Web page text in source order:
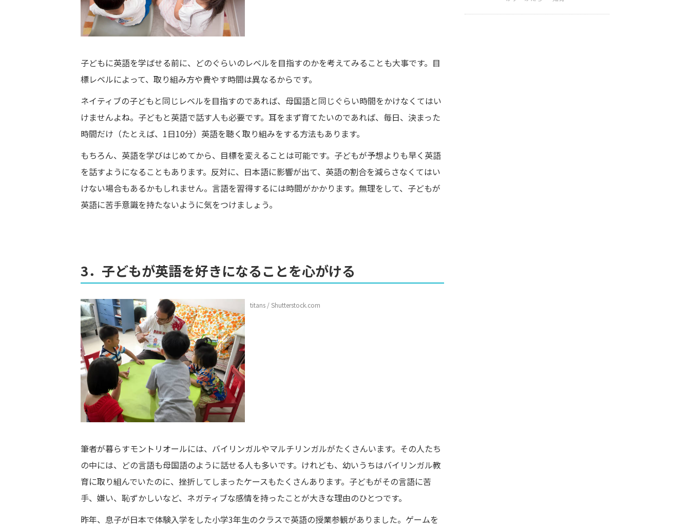
子どもに英語を学ばせる前に、どのぐらいのレベルを目指すのかを考えてみることも大事です。目
標レベルによって、取り組み方や費やす時間は異なるからです。
ネイティブの子どもと同じレベルを目指すのであれば、母国語と同じぐらい時間をかけなくてはい
けませんよね。子どもと英語で話す人も必要です。耳をまず育てたいのであれば、毎日、決まった
時間だけ（たとえば、1日10分）英語を聴く取り組みをする方法もあります。
もちろん、英語を学びはじめてから、目標を変えることは可能です。子どもが予想よりも早く英語
を話すようになることもあります。反対に、日本語に影響が出て、英語の割合を減らさなくてはい
けない場合もあるかもしれません。言語を習得するには時間がかかります。無理をして、子どもが
英語に苦手意識を持たないように気をつけましょう。
3．子どもが英語を好きになることを心がける
titans / Shutterstock.com
筆者が暮らすモントリオールには、バイリンガルやマルチリンガルがたくさんいます。その人たち
の中には、どの言語も母国語のように話せる人も多いです。けれども、幼いうちはバイリンガル教
育に取り組んでいたのに、挫折してしまったケースもたくさんあります。子どもがその言語に苦
手、嫌い、恥ずかしいなど、ネガティブな感情を持ったことが大きな理由のひとつです。
昨年、息子が日本で体験入学をした小学3年生のクラスで英語の授業参観がありました。ゲームを